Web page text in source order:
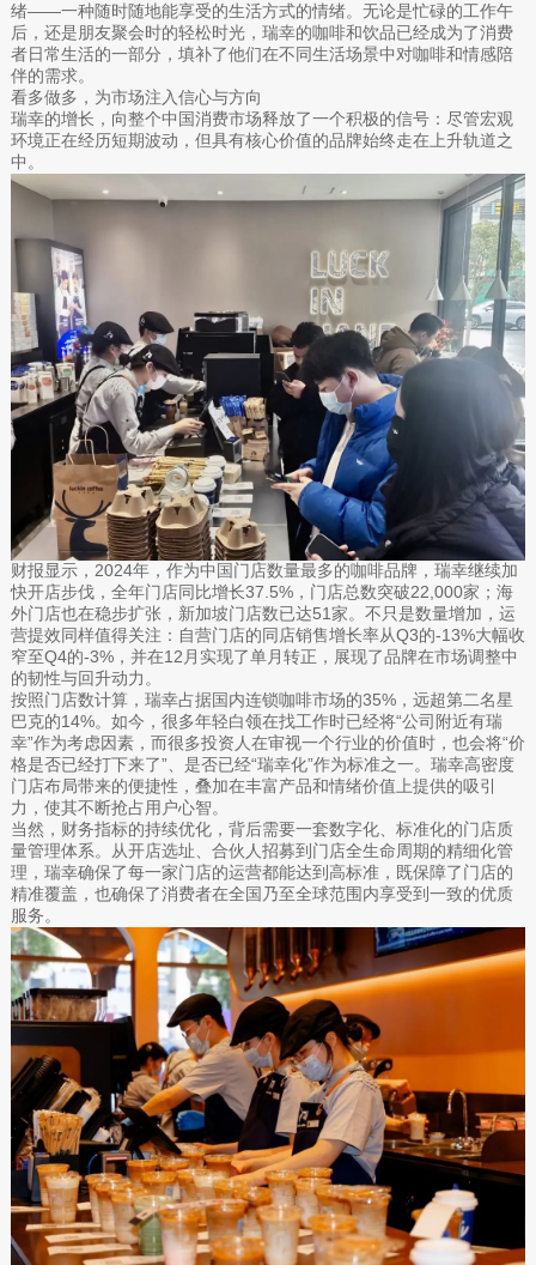
绪——一种随时随地能享受的生活方式的情绪。无论是忙碌的工作午
后，还是朋友聚会时的轻松时光，瑞幸的咖啡和饮品已经成为了消费
者日常生活的一部分，填补了他们在不同生活场景中对咖啡和情感陪
伴的需求。
看多做多，为市场注入信心与方向
瑞幸的增长，向整个中国消费市场释放了一个积极的信号：尽管宏观
环境正在经历短期波动，但具有核心价值的品牌始终走在上升轨道之
中。
财报显示，2024年，作为中国门店数量最多的咖啡品牌，瑞幸继续加
快开店步伐，全年门店同比增长37.5%，门店总数突破22,000家；海
外门店也在稳步扩张，新加坡门店数已达51家。不只是数量增加，运
营提效同样值得关注：自营门店的同店销售增长率从Q3的-13%大幅收
窄至Q4的-3%，并在12月实现了单月转正，展现了品牌在市场调整中
的韧性与回升动力。
按照门店数计算，瑞幸占据国内连锁咖啡市场的35%，远超第二名星
巴克的14%。如今，很多年轻白领在找工作时已经将“公司附近有瑞
幸”作为考虑因素，而很多投资人在审视一个行业的价值时，也会将“价
格是否已经打下来了”、是否已经“瑞幸化”作为标准之一。瑞幸高密度
门店布局带来的便捷性，叠加在丰富产品和情绪价值上提供的吸引
力，使其不断抢占用户心智。
当然，财务指标的持续优化，背后需要一套数字化、标准化的门店质
量管理体系。从开店选址、合伙人招募到门店全生命周期的精细化管
理，瑞幸确保了每一家门店的运营都能达到高标准，既保障了门店的
精准覆盖，也确保了消费者在全国乃至全球范围内享受到一致的优质
服务。